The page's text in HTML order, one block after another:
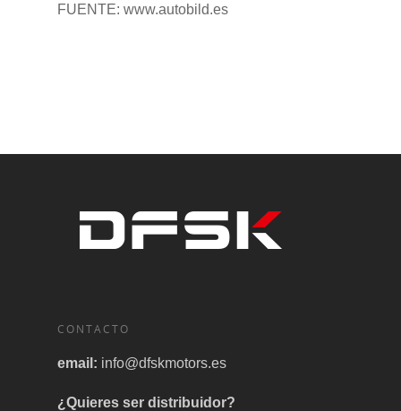
FUENTE: www.autobild.es
CONTACTO
email: info@dfskmotors.es
¿Quieres ser distribuidor?